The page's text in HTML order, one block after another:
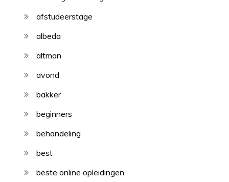
afstudeerstage
albeda
altman
avond
bakker
beginners
behandeling
best
beste online opleidingen